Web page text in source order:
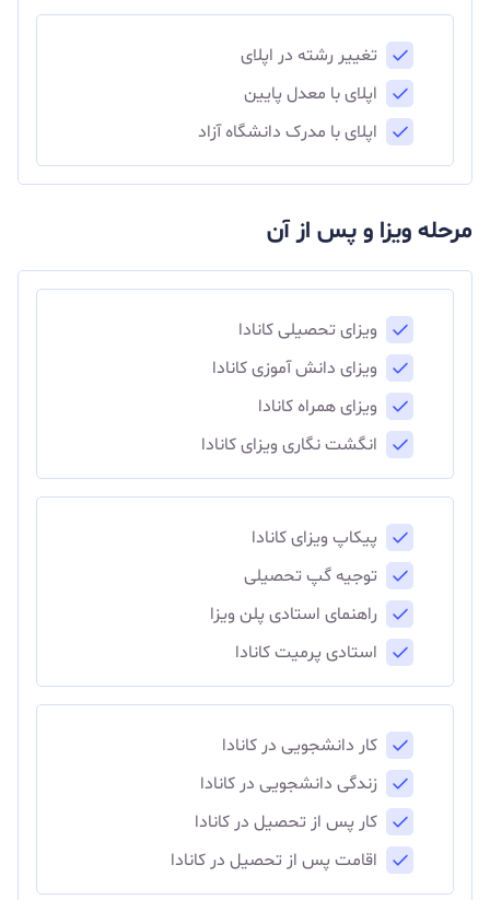
تغییر رشته در اپلای
اپلای با معدل پایین
اپلای با مدرک دانشگاه آزاد
مرحله ویزا و پس از آن
ویزای تحصیلی کانادا
ویزای دانش آموزی کانادا
ویزای همراه کانادا
انگشت نگاری ویزای کانادا
پیکاپ ویزای کانادا
توجیه گپ تحصیلی
راهنمای استادی پلن ویزا
استادی پرمیت کانادا
کار دانشجویی در کانادا
زندگی دانشجویی در کانادا
کار پس از تحصیل در کانادا
اقامت پس از تحصیل در کانادا